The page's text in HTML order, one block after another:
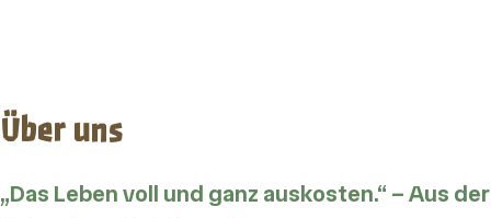
Über uns
„Das Leben voll und ganz auskosten.“ – Aus der